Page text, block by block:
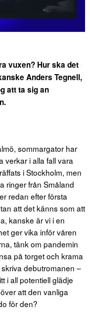
vuxen? Hur ska det
Anders Tegnell,
att ta sig an
sommargator har
verkar i alla fall vara
i Stockholm, men
ringer från Småland
redan efter första
att det känns som att
kanske är vi i en
ger vika inför våren
tänk om pandemin
på torget och krama
debutromanen –
i all potentiell glädje
att den vanliga
för den?